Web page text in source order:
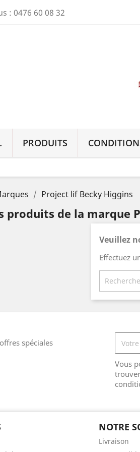
: 0476 60 08 32
PRODUITS
Project lif Becky Higgins
produits de la marque
Veuillez
Effectuez
spéciales
Vous
NOTRE
Livraison